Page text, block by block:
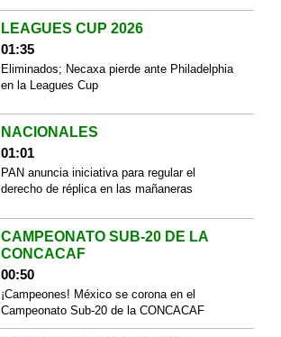
LEAGUES CUP 2026
01:35
Eliminados; Necaxa pierde ante Philadelphia
en la Leagues Cup
NACIONALES
01:01
PAN anuncia iniciativa para regular el
derecho de réplica en las mañaneras
CAMPEONATO SUB-20 DE LA
CONCACAF
00:50
¡Campeones! México se corona en el
Campeonato Sub-20 de la CONCACAF